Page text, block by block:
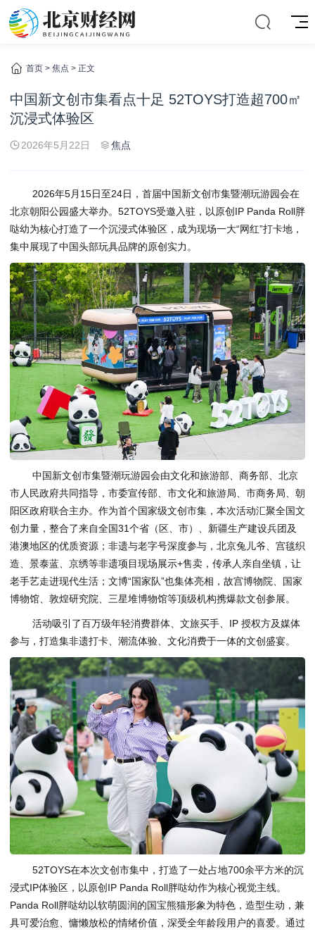
首页 > 焦点 > 正文
中国新文创市集看点十足 52TOYS打造超700㎡
沉浸式体验区
2026年5月22日 焦点
2026年5月15日至24日，首届中国新文创市集暨潮玩游园会在
北京朝阳公园盛大举办。52TOYS受邀入驻，以原创IP Panda Roll胖
哒幼为核心打造了一个沉浸式体验区，成为现场一大“网红”打卡地，
集中展现了中国头部玩具品牌的原创实力。
中国新文创市集暨潮玩游园会由文化和旅游部、商务部、北京
市人民政府共同指导，市委宣传部、市文化和旅游局、市商务局、朝
阳区政府联合主办。作为首个国家级文创市集，本次活动汇聚全国文
创力量，整合了来自全国31个省（区、市）、新疆生产建设兵团及
港澳地区的优质资源；非遗与老字号深度参与，北京兔儿爷、宫毯织
造、景泰蓝、京绣等非遗项目现场展示+售卖，传承人亲自坐镇，让
老手艺走进现代生活；文博“国家队”也集体亮相，故宫博物院、国家
博物馆、敦煌研究院、三星堆博物馆等顶级机构携爆款文创参展。
活动吸引了百万级年轻消费群体、文旅买手、IP 授权方及媒体
参与，打造集非遗打卡、潮流体验、文化消费于一体的文创盛宴。
52TOYS在本次文创市集中，打造了一处占地700余平方米的沉
浸式IP体验区，以原创IP Panda Roll胖哒幼作为核心视觉主线。
Panda Roll胖哒幼以软萌圆润的国宝熊猫形象为特色，造型生动，兼
具可爱治愈、慵懒放松的情绪价值，深受全年龄段用户的喜爱。通过